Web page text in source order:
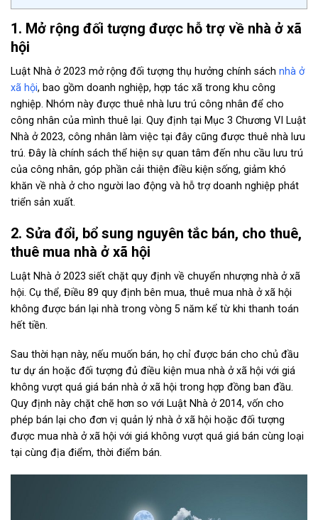
1. Mở rộng đối tượng được hỗ trợ về nhà ở xã
hội
Luật Nhà ở 2023 mở rộng đối tượng thụ hưởng chính sách nhà ở
xã hội, bao gồm doanh nghiệp, hợp tác xã trong khu công
nghiệp. Nhóm này được thuê nhà lưu trú công nhân để cho
công nhân của mình thuê lại. Quy định tại Mục 3 Chương VI Luật
Nhà ở 2023, công nhân làm việc tại đây cũng được thuê nhà lưu
trú. Đây là chính sách thể hiện sự quan tâm đến nhu cầu lưu trú
của công nhân, góp phần cải thiện điều kiện sống, giảm khó
khăn về nhà ở cho người lao động và hỗ trợ doanh nghiệp phát
triển sản xuất.
2. Sửa đổi, bổ sung nguyên tắc bán, cho thuê,
thuê mua nhà ở xã hội
Luật Nhà ở 2023 siết chặt quy định về chuyển nhượng nhà ở xã
hội. Cụ thể, Điều 89 quy định bên mua, thuê mua nhà ở xã hội
không được bán lại nhà trong vòng 5 năm kể từ khi thanh toán
hết tiền.
Sau thời hạn này, nếu muốn bán, họ chỉ được bán cho chủ đầu
tư dự án hoặc đối tượng đủ điều kiện mua nhà ở xã hội với giá
không vượt quá giá bán nhà ở xã hội trong hợp đồng ban đầu.
Quy định này chặt chẽ hơn so với Luật Nhà ở 2014, vốn cho
phép bán lại cho đơn vị quản lý nhà ở xã hội hoặc đối tượng
được mua nhà ở xã hội với giá không vượt quá giá bán cùng loại
tại cùng địa điểm, thời điểm bán.